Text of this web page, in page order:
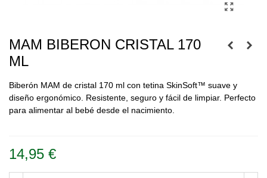
MAM BIBERON CRISTAL 170
ML
Biberón MAM de cristal 170 ml con tetina SkinSoft™ suave y
diseño ergonómico. Resistente, seguro y fácil de limpiar. Perfecto
para alimentar al bebé desde el nacimiento.
14,95 €